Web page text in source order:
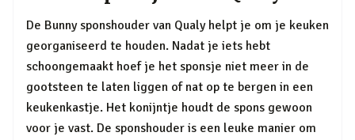
De Bunny sponshouder van Qualy helpt je om je keuken
georganiseerd te houden. Nadat je iets hebt
schoongemaakt hoef je het sponsje niet meer in de
gootsteen te laten liggen of nat op te bergen in een
keukenkastje. Het konijntje houdt de spons gewoon
voor je vast. De sponshouder is een leuke manier om